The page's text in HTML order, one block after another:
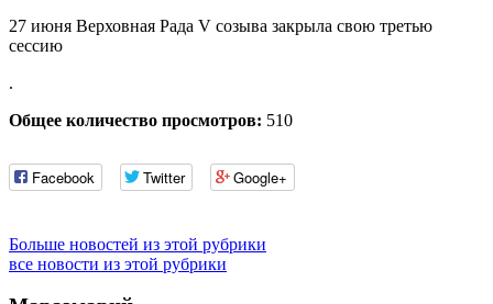
27 июня Верховная Рада V созыва закрыла свою третью
сессию
.
Общее количество просмотров: 510
Facebook Twitter Google+
Больше новостей из этой рубрики
все новости из этой рубрики